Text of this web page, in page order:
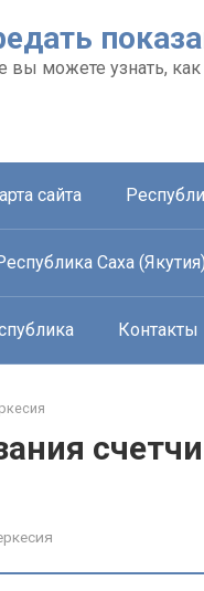
вы можете узнать,
сайта
Саха (Якутия)
Контакты